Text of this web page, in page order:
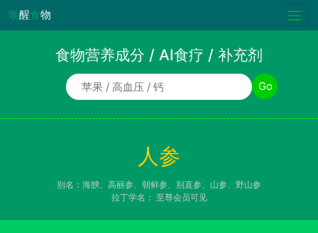
唤醒食物
食物营养成分 / AI食疗 / 补充剂
食物/AI食疗诉求/补充剂名称 Go
人参
别名：海腴、高丽参、朝鲜参、别直参、山参、野山参
拉丁学名： 至尊会员可见